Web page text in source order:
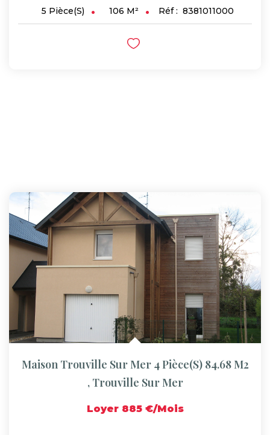
5 Pièce(s) 106 M² Réf : 8381011000
Maison Trouville Sur Mer 4 Pièce(s) 84.68 M2
, Trouville Sur Mer
Loyer 885 €/mois